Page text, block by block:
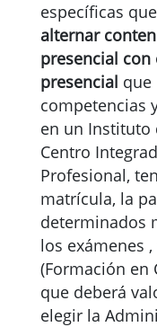
específicas
alternar
presencial
presencial que
competencias
en un Instituto
Centro
Profesional,
matrícula, la
determinados
los exámenes
(Formación en
que deberá
elegir la